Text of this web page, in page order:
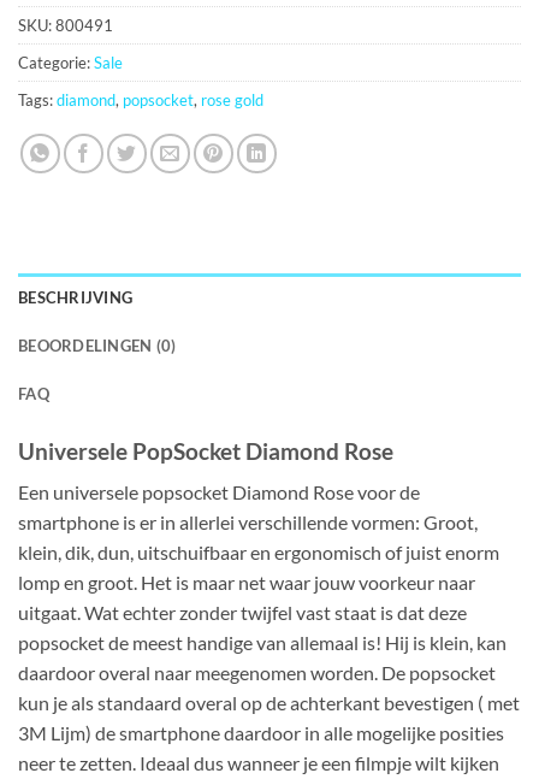
SKU:800491
Categorie:Sale
Tags:diamond, popsocket, rose gold
BESCHRIJVING
BEOORDELINGEN (0)
FAQ
Universele PopSocket Diamond Rose
Een universele popsocket Diamond Rose voor de
smartphone is er in allerlei verschillende vormen: Groot,
klein, dik, dun, uitschuifbaar en ergonomisch of juist enorm
lomp en groot. Het is maar net waar jouw voorkeur naar
uitgaat. Wat echter zonder twijfel vast staat is dat deze
popsocket de meest handige van allemaal is! Hij is klein, kan
daardoor overal naar meegenomen worden. De popsocket
kun je als standaard overal op de achterkant bevestigen ( met
3M Lijm) de smartphone daardoor in alle mogelijke posities
neer te zetten. Ideaal dus wanneer je een filmpje wilt kijken